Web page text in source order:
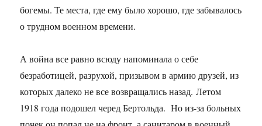
богемы. Те места, где ему было хорошо, где забывалось
о трудном военном времени.
А война все равно всюду напоминала о себе
безработицей, разрухой, призывом в армию друзей, из
которых далеко не все возвращались назад. Летом
1918 года подошел черед Бертольда. Но из-за больных